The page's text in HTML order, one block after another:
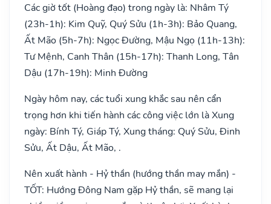
Các giờ tốt (Hoàng đạo) trong ngày là: Nhâm Tý
(23h-1h): Kim Quỹ, Quý Sửu (1h-3h): Bảo Quang,
Ất Mão (5h-7h): Ngọc Đường, Mậu Ngọ (11h-13h):
Tư Mệnh, Canh Thân (15h-17h): Thanh Long, Tân
Dậu (17h-19h): Minh Đường
Ngày hôm nay, các tuổi xung khắc sau nên cẩn
trọng hơn khi tiến hành các công việc lớn là Xung
ngày: Bính Tý, Giáp Tý, Xung tháng: Quý Sửu, Đinh
Sửu, Ất Dậu, Ất Mão, .
Nên xuất hành - Hỷ thần (hướng thần may mắn) -
TỐT: Hướng Đông Nam gặp Hỷ thần, sẽ mang lại